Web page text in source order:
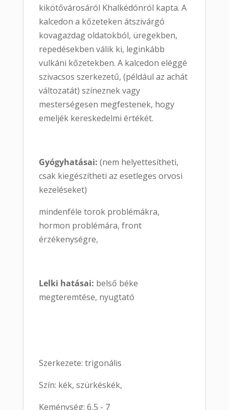
kikötővárosáról Khalkédónról kapta. A
kalcedon a kőzeteken átszivárgó
kovagazdag oldatokból, üregekben,
repedésekben válik ki, leginkább
vulkáni kőzetekben. A kalcedon eléggé
szivacsos szerkezetű, (például az achát
változatát) színeznek vagy
mesterségesen megfestenek, hogy
emeljék kereskedelmi értékét.
Gyógyhatásai: (nem helyettesítheti,
csak kiegészítheti az esetleges orvosi
kezeléseket)
mindenféle torok problémákra,
hormon problémára, front
érzékenységre,
Lelki hatásai: belső béke
megteremtése, nyugtató
Szerkezete: trigonális
Szín: kék, szürkéskék,
Keménység: 6,5 - 7